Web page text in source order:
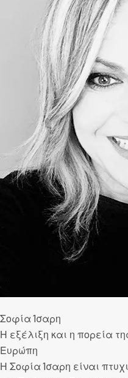
Σοφία Ίσαρη
Η εξέλιξη και η πορεία
Ευρώπη
Η Σοφία Ίσαρη είναι